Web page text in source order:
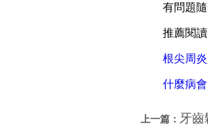
有問題隨
推薦閱讀
根尖周
什麼病
上一篇： 牙齒